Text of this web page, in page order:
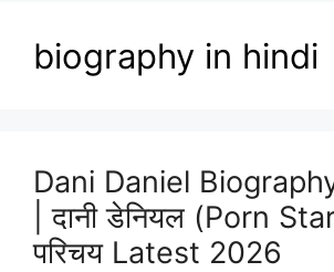
biography in hindi
Dani Daniel
| दानी डेनियल (Porn
परिचय Latest 2026